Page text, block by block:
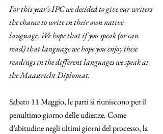
For this year's IPC we decided to give our writers
the chance to write in their own native
language. We hope that if you speak (or can
read) that language we hope you enjoy these
readings in the different languages we speak at
the Maastricht Diplomat.
Sabato 11 Maggio, le parti si riuniscono per il
penultimo giorno delle udienze. Come
d’abitudine negli ultimi giorni del processo, la